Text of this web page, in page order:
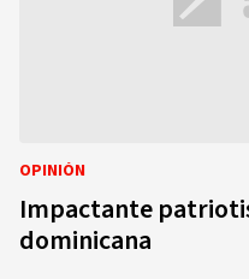
OPINIÓN
Impactante
dominicana